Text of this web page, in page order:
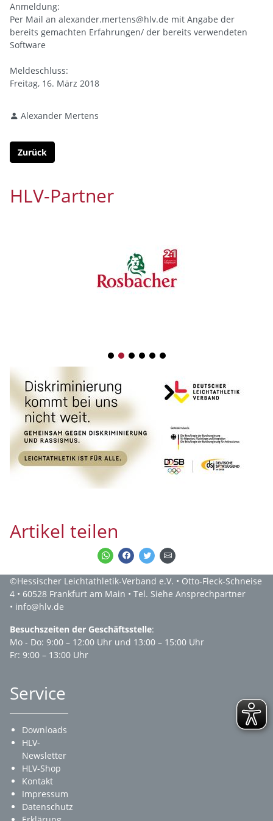
Anmeldung:
Per Mail an alexander.mertens@hlv.de mit Angabe der
bereits gemachten Erfahrungen/ der bereits verwendeten
Software
Meldeschluss:
Freitag, 16. März 2018
Alexander Mertens
Zurück
HLV-Partner
1 2 3 4 5 6
Artikel teilen
©Hessischer Leichtathletik-Verband e.V. • Otto-Fleck-Schneise
4 • 60528 Frankfurt am Main • Tel. Siehe Ansprechpartner
• info@hlv.de
Besuchszeiten der Geschäftsstelle:
Mo - Do: 9:00 – 12:00 Uhr und 13:00 – 15:00 Uhr
Fr: 9:00 – 13:00 Uhr
Service
Downloads
HLV-
Newsletter
HLV-Shop
Kontakt
Impressum
Datenschutz